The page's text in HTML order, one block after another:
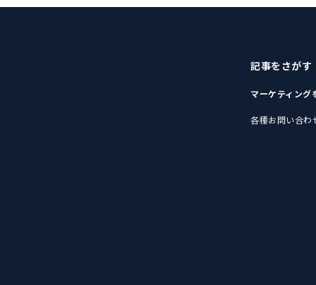
記事をさがす
マーケティング
各種お問い合わ